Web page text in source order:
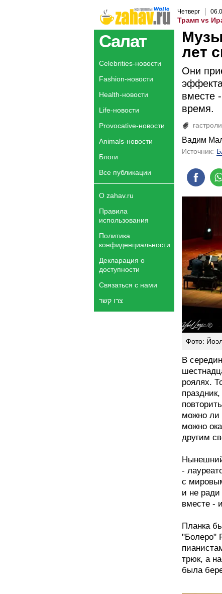
Четверг 06.
Трамп vs
Салат
Celebrities-новости
Fashion-новости
Health-новости
Life-новости
Provocative-новости
Animals-новости
Блоги
Все публикации
О zahav.ru
Правила
использования
Политика
конфиденциальности
Декларация о
доступности
Связаться с нами
צרו קשר
лет
Они
вместе
время.
гастроли
Вадим
Источник:
Фото:
В
роялях.
можно ли
можно
другим
-
с
и не
вместе -
Планка
"Болеро"
трюк, а
была